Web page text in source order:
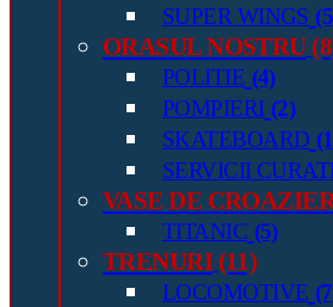
SUPER WINGS
ORASUL NOSTRU
POLITIE (4)
POMPIERI (2)
SKATEBOARD
SERVICII
VASE DE
TITANIC (5)
TRENURI (11)
LOCOMOTIVE